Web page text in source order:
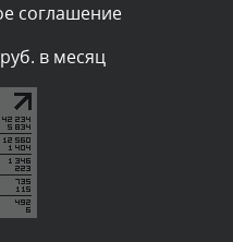
после проверки
после проверки
соглашение
в месяц